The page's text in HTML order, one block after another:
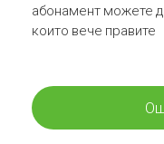
абонамент можете
които вече правите